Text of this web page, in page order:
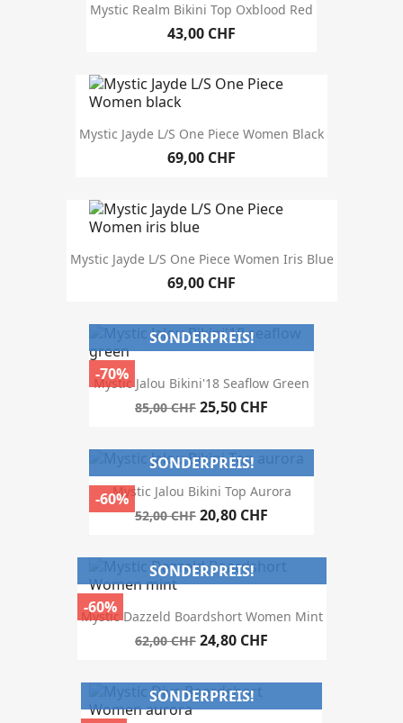
Mystic Realm Bikini Top Oxblood Red
43,00 CHF
Mystic Jayde L/S One Piece Women Black
69,00 CHF
Mystic Jayde L/S One Piece Women Iris Blue
69,00 CHF
Mystic Jalou Bikini'18 Seaflow Green
85,00 CHF 25,50 CHF
SONDERPREIS!
-70%
Mystic Jalou Bikini Top Aurora
52,00 CHF 20,80 CHF
SONDERPREIS!
-60%
Mystic Dazzeld Boardshort Women Mint
62,00 CHF 24,80 CHF
SONDERPREIS!
-60%
SONDERPREIS!